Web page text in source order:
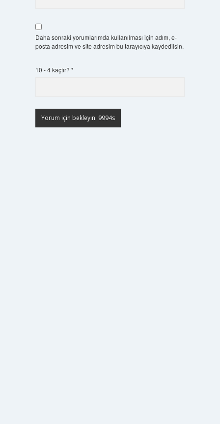
Daha sonraki yorumlarımda kullanılması için adım, e-
posta adresim ve site adresim bu tarayıcıya kaydedilsin.
10 - 4 kaçtır? *